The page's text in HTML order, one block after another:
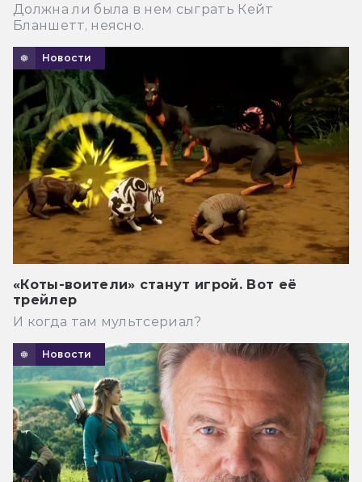
Должна ли была в нем сыграть Кейт
Бланшетт, неясно.
Новости
«Коты-воители» станут игрой. Вот её
трейлер
И когда там мультсериал?
Новости